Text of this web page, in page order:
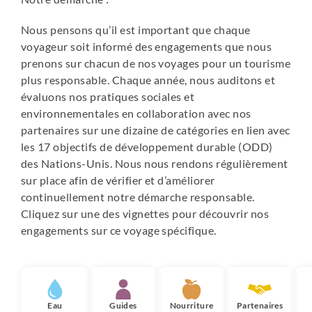
https://www.khaosoktreehouseresort.com/index.html
- Khao Sok : bungalows flottants sur le lac Cheow Lan
Les bungalows sont simples, mais équipés de salles de
bain privées et de la climatisation (électricité par
générateur, non disponible à certains moments de la
journée). Kayaks à disposition, restaurant. Pas de wifi.
- Khao Lak (programme entre octobre et avril) : Khao Lak
Laguna
L'hôtel est situé sur la plage de sable de Nang Thong et
dispose de chambres très confortables dotées de salles
de bain privée, climatisation et balcon ou terrasse.
- Khanom (programme entre mai et septembre) : Aava
Nous pensons qu’il est important que chaque
voyageur soit informé des engagements que nous
prenons sur chacun de nos voyages pour un tourisme
plus responsable. Chaque année, nous auditons et
évaluons nos pratiques sociales et
environnementales en collaboration avec nos
partenaires sur une dizaine de catégories en lien avec
les 17 objectifs de développement durable (ODD)
des Nations-Unis. Nous nous rendons régulièrement
sur place afin de vérifier et d’améliorer
continuellement notre démarche responsable.
Cliquez sur une des vignettes pour découvrir nos
engagements sur ce voyage spécifique.
Eau Guides Nourriture Partenaires